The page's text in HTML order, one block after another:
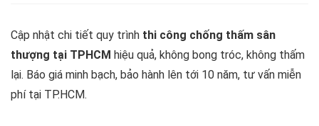
Cập nhật chi tiết quy trình thi công chống thấm sân
thượng tại TPHCM hiệu quả, không bong tróc, không thấm
lại. Báo giá minh bạch, bảo hành lên tới 10 năm, tư vấn miễn
phí tại TP.HCM.